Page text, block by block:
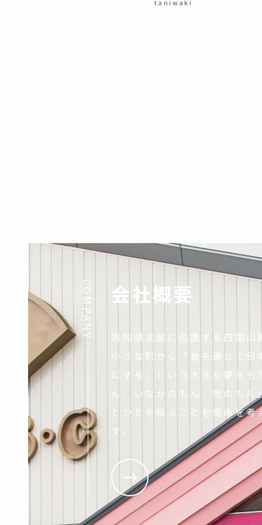
taniwaki
COMPANY 会社概要
高知県北部に位置する四国山
小さな町から「食を通じて
にする」という大きな夢をも
ん、いなかのもん、地のも
とひとを結ぶことを使命を考
す。